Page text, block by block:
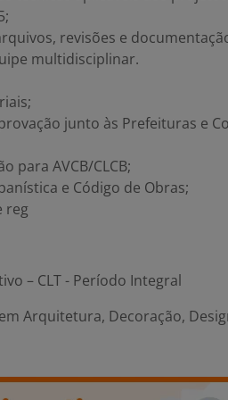
revisões e
multidisciplinar.
junto às Prefeituras e
para AVCB/CLCB;
e Código de Obras;
reg
– CLT - Período Integral
Arquitetura, Decoração,